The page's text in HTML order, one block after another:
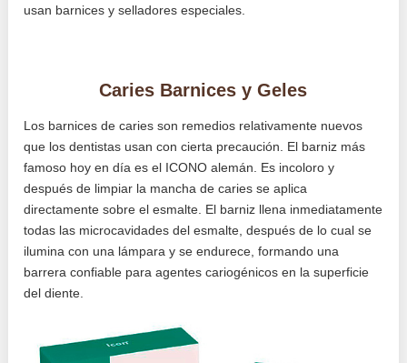
usan barnices y selladores especiales.
Caries Barnices y Geles
Los barnices de caries son remedios relativamente nuevos
que los dentistas usan con cierta precaución. El barniz más
famoso hoy en día es el ICONO alemán. Es incoloro y
después de limpiar la mancha de caries se aplica
directamente sobre el esmalte. El barniz llena inmediatamente
todas las microcavidades del esmalte, después de lo cual se
ilumina con una lámpara y se endurece, formando una
barrera confiable para agentes cariogénicos en la superficie
del diente.